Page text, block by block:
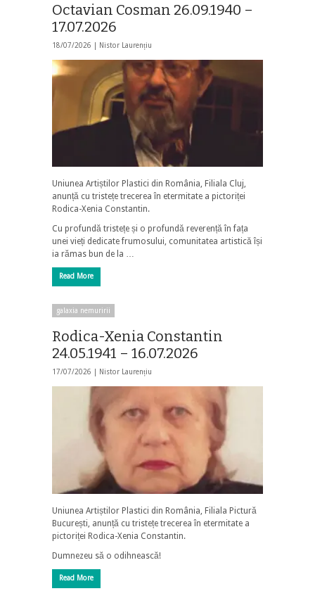
Octavian Cosman 26.09.1940 –
17.07.2026
18/07/2026 | Nistor Laurențiu
Uniunea Artiștilor Plastici din România, Filiala Cluj,
anunță cu tristețe trecerea în etermitate a pictoriței
Rodica-Xenia Constantin.
Cu profundă tristețe și o profundă reverență în fața
unei vieți dedicate frumosului, comunitatea artistică își
ia rămas bun de la …
Read More
galaxia nemuririi
Rodica-Xenia Constantin
24.05.1941 – 16.07.2026
17/07/2026 | Nistor Laurențiu
Uniunea Artiștilor Plastici din România, Filiala Pictură
București, anunță cu tristețe trecerea în etermitate a
pictoriței Rodica-Xenia Constantin.
Dumnezeu să o odihnească!
Read More